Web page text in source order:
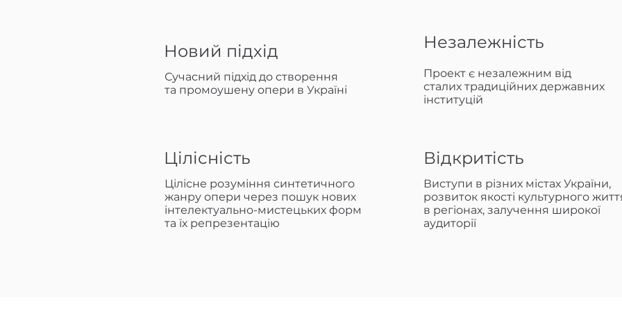
Новий підхід Незалежність
Сучасний підхід до створення
та промоушену опери в Україні
Проект є незалежним від
сталих традиційних державних
інституцій
Цілісність Відкритість
Цілісне розуміння синтетичного
жанру опери через пошук нових
інтелектуально-мистецьких форм
та їх репрезентацію
Виступи в різних містах України,
розвиток якості культурного
в регіонах, залучення широкої
аудиторії